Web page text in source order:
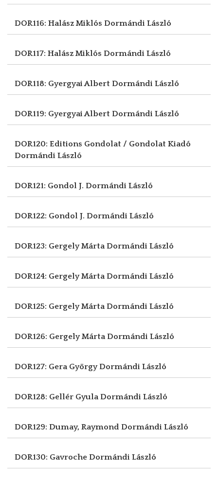
DOR116: Halász Miklós Dormándi László
DOR117: Halász Miklós Dormándi László
DOR118: Gyergyai Albert Dormándi László
DOR119: Gyergyai Albert Dormándi László
DOR120: Editions Gondolat / Gondolat Kiadó
Dormándi László
DOR121: Gondol J. Dormándi László
DOR122: Gondol J. Dormándi László
DOR123: Gergely MártaDormándi László
DOR124: Gergely MártaDormándi László
DOR125: Gergely MártaDormándi László
DOR126: Gergely MártaDormándi László
DOR127: Gera GyörgyDormándi László
DOR128: Gellér GyulaDormándi László
DOR129: Dumay, Raymond Dormándi László
DOR130: Gavroche Dormándi László